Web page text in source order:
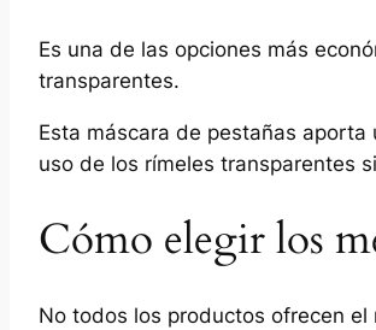
Es una de las opciones más
transparentes.
Esta máscara de pestañas
uso de los rímeles transparentes
Cómo elegir los
No todos los productos ofrecen